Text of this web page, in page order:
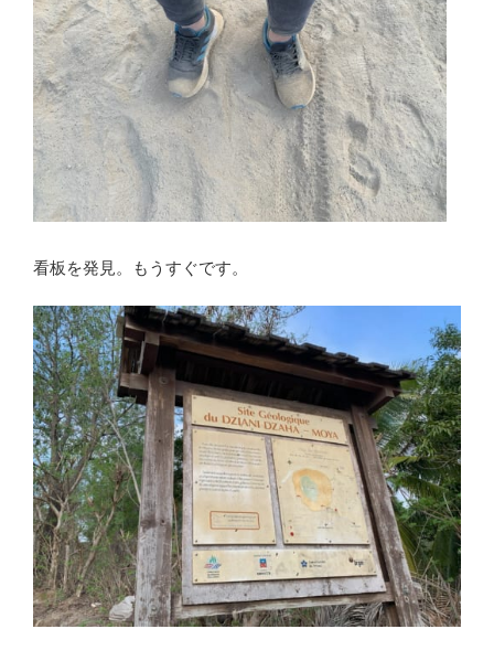
看板を発見。もうすぐです。